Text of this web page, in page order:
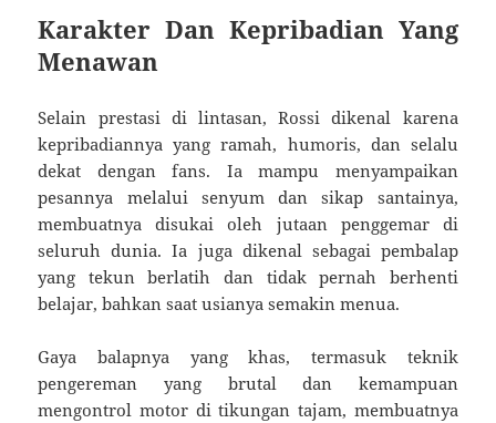
Karakter Dan Kepribadian Yang
Menawan
Selain prestasi di lintasan, Rossi dikenal karena
kepribadiannya yang ramah, humoris, dan selalu
dekat dengan fans. Ia mampu menyampaikan
pesannya melalui senyum dan sikap santainya,
membuatnya disukai oleh jutaan penggemar di
seluruh dunia. Ia juga dikenal sebagai pembalap
yang tekun berlatih dan tidak pernah berhenti
belajar, bahkan saat usianya semakin menua.
Gaya balapnya yang khas, termasuk teknik
pengereman yang brutal dan kemampuan
mengontrol motor di tikungan tajam, membuatnya